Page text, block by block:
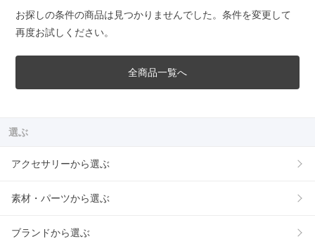
お探しの条件の商品は見つかりませんでした。条件を変更して
再度お試しください。
全商品一覧へ
選ぶ
アクセサリーから選ぶ
素材・パーツから選ぶ
ブランドから選ぶ